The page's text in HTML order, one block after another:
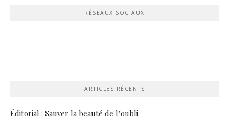
RÉSEAUX SOCIAUX
ARTICLES RÉCENTS
Éditorial : Sauver la beauté de l’oubli